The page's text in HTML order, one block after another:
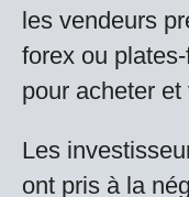
les vendeurs
forex ou
pour acheter
Les
ont pris à la